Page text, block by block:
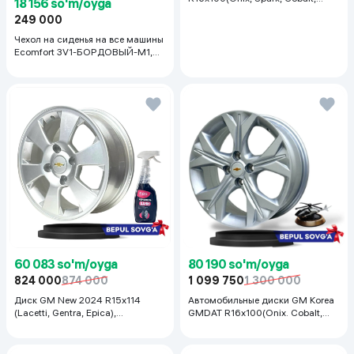
18 156 so'm/oyga
249 000
Чехол на сиденья на все машины
Ecomfort 3V1-БОРДОВЫЙ-M1,
60 083 so'm/oyga
824 000874 000
Диск GM New 2024 R15x114
(Lacetti, Gentra, Epica),
80 190 so'm/oyga
1 099 7501 300 000
Автомобильные диски GM Korea
GMDAT R16x100(Onix. Cobalt,